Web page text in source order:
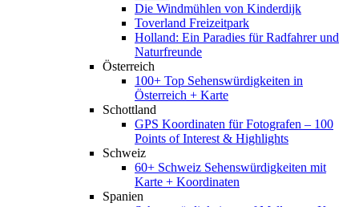
Die Windmühlen von Kinderdijk
Toverland Freizeitpark
Holland: Ein Paradies für Radfahrer und
Naturfreunde
Österreich
100+ Top Sehenswürdigkeiten in
Österreich + Karte
Schottland
GPS Koordinaten für Fotografen – 100
Points of Interest & Highlights
Schweiz
60+ Schweiz Sehenswürdigkeiten mit
Karte + Koordinaten
Spanien